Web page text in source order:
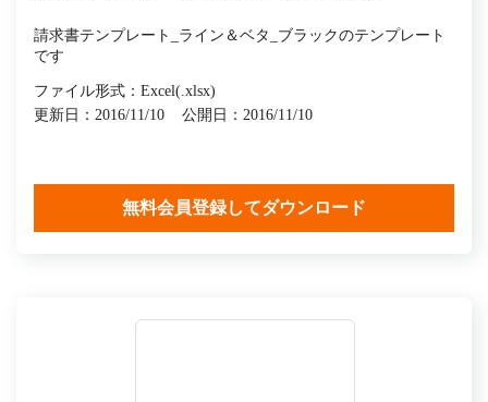
請求書テンプレート_ライン＆ベタ_ブラックのテンプレート
です
ファイル形式：Excel(.xlsx)
更新日：2016/11/10
公開日：2016/11/10
無料会員登録してダウンロード